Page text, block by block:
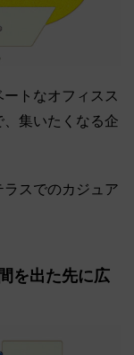
トなオフィスス
集いたくなる企
スでのカジュア
を出た先に広